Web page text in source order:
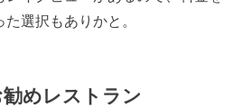
選択もありかと。
めレストラン